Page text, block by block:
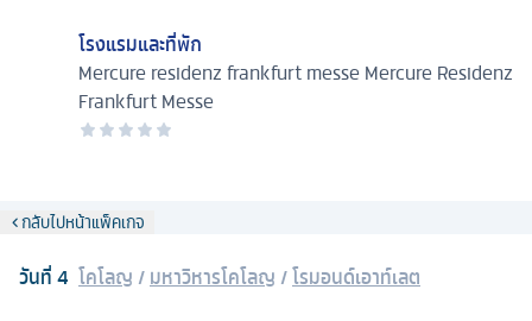
โรงแรมและที่พัก
Mercure residenz frankfurt messeMercure Residenz
Frankfurt Messe
กลับไปหน้าแพ็คเกจ
วันที่4 โคโลญ /มหาวิหารโคโลญ /โรมอนด์เอาท์เลต